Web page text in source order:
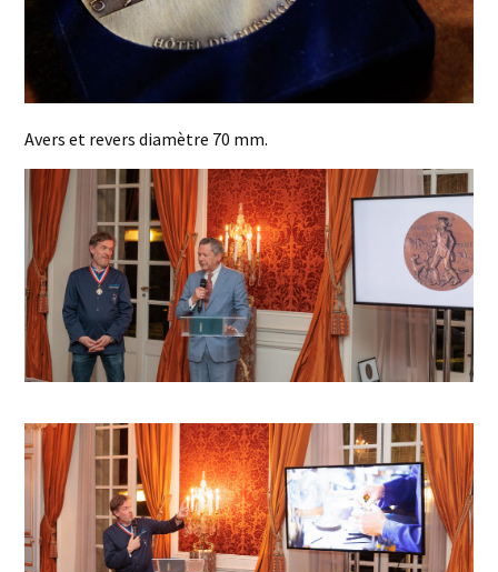
Avers et revers diamètre 70 mm.